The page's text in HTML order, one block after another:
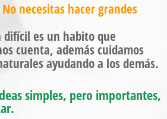
No necesitas hacer grandes
difícil es un habito que
cuenta, además cuidamos
ayudando a los demás.
simples, pero importantes,